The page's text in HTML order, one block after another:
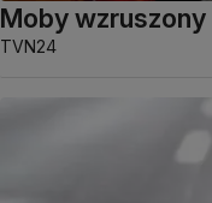
Moby
TVN24